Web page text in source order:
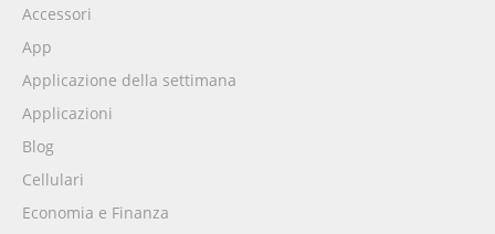
Accessori
App
Applicazione della settimana
Applicazioni
Blog
Cellulari
Economia e Finanza